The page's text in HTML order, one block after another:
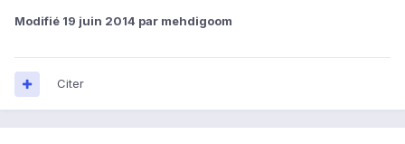
Modifié 19 juin 2014 par mehdigoom
Citer